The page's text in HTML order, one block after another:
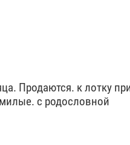
Продаются. к лотку
с родословной